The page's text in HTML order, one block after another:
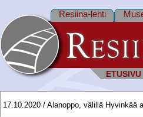
ETUSIVU
Resiina-lehti
17.10.2020 / Alanoppo, välillä Hyvinkää